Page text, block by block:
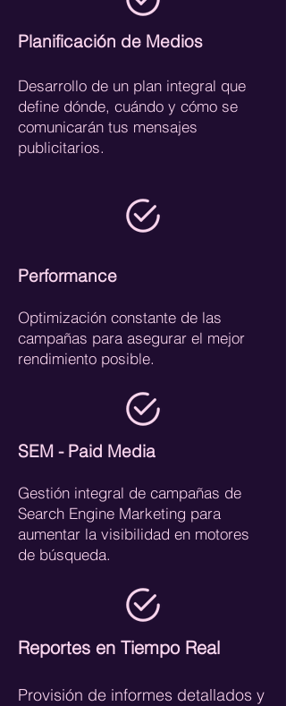
Planificación de Medios
Desarrollo de un plan integral que
define dónde, cuándo y cómo se
comunicarán tus mensajes
publicitarios.
Performance
Optimización constante de las
campañas para asegurar el mejor
rendimiento posible.
SEM - Paid Media
Gestión integral de campañas de
Search Engine Marketing para
aumentar la visibilidad en motores
de búsqueda.
Reportes en Tiempo Real
Provisión de informes detallados y